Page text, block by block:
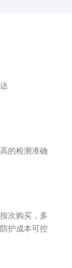
的检测准确
次购买，多
护成本可控